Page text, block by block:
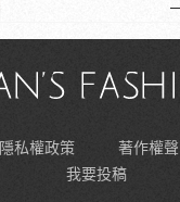
隱私權政策 著作權聲
我要投稿